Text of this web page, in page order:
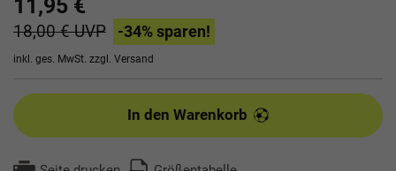
11,95 €
18,00 €UVP -34% sparen!
inkl. ges. MwSt. zzgl. Versand
In den Warenkorb